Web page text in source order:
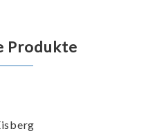
Produkte